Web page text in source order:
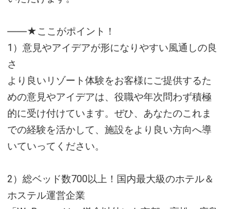
――★ここがポイント！
1）意見やアイデアが形になりやすい風通しの良
さ
より良いリゾート体験をお客様にご提供するた
めの意見やアイデアは、役職や年次問わず積極
的に受け付けています。ぜひ、あなたのこれま
での経験を活かして、施設をより良い方向へ導
いていってください。
2）総ベッド数700以上！国内最大級のホテル＆
ホステル運営企業